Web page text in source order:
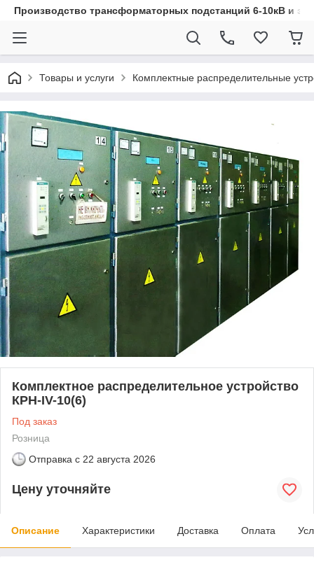
Производство трансформаторных подстанций 6-10кВ и
Товары и услуги Комплектные распределительные
Комплектное распределительное устройство
КРН-IV-10(6)
Под заказ
Розница
Отправка с 22 августа 2026
Цену уточняйте
Описание Характеристики Доставка Оплата